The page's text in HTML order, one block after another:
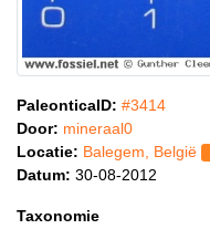
PaleonticaID: #3414
Door: mineraal0
Locatie: Balegem, België
Datum: 30-08-2012
Taxonomie